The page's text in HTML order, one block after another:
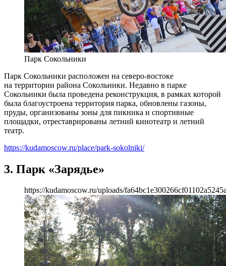
Парк Сокольники
Парк Сокольники расположен на северо-востоке
на территории района Сокольники. Недавно в парке
Сокольники была проведена реконструкция, в рамках которой
была благоустроена территория парка, обновлены газоны,
пруды, организованы зоны для пикника и спортивные
площадки, отреставрированы летний кинотеатр и летний
театр.
https://kudamoscow.ru/place/park-sokolniki/
3. Парк «Зарядье»
https://kudamoscow.ru/uploads/